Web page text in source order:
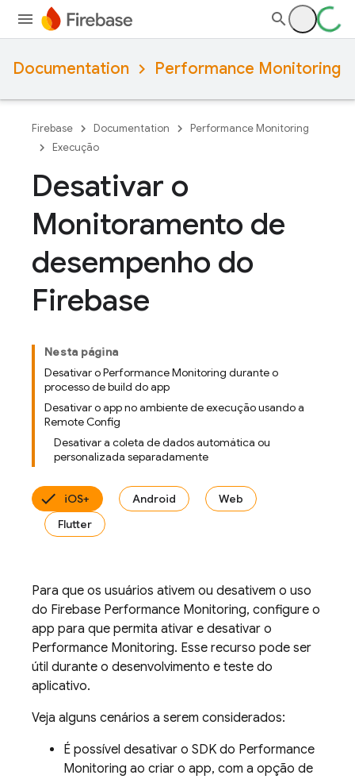
Documentation Performance Monitoring
Firebase Documentation
Performance Monitoring
Execução
Desativar o
Monitoramento de
desempenho do
Firebase
Nesta página
Desativar o Performance Monitoring durante o
processo de build do app
Desativar o app no ambiente de execução usando a
Remote Config
Desativar a coleta de dados automática ou
personalizada separadamente
iOS+ Android
Web
Flutter
Para que os usuários ativem ou desativem o uso
do Firebase Performance Monitoring, configure o
app para que permita ativar e desativar o
Performance Monitoring. Esse recurso pode ser
útil durante o desenvolvimento e teste do
aplicativo.
Veja alguns cenários a serem considerados:
É possível desativar o SDK do Performance
Monitoring ao criar o app, com a opção de